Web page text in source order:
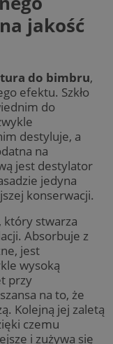
jakość
do bimbru,
efektu. Szkło
do
destyluje, a
na
jest destylator
jedyna
konserwacji.
który stwarza
Absorbuje z
jest
wysoką
przy
na to, że
Kolejną jej zaletą
czemu
i zużywa się